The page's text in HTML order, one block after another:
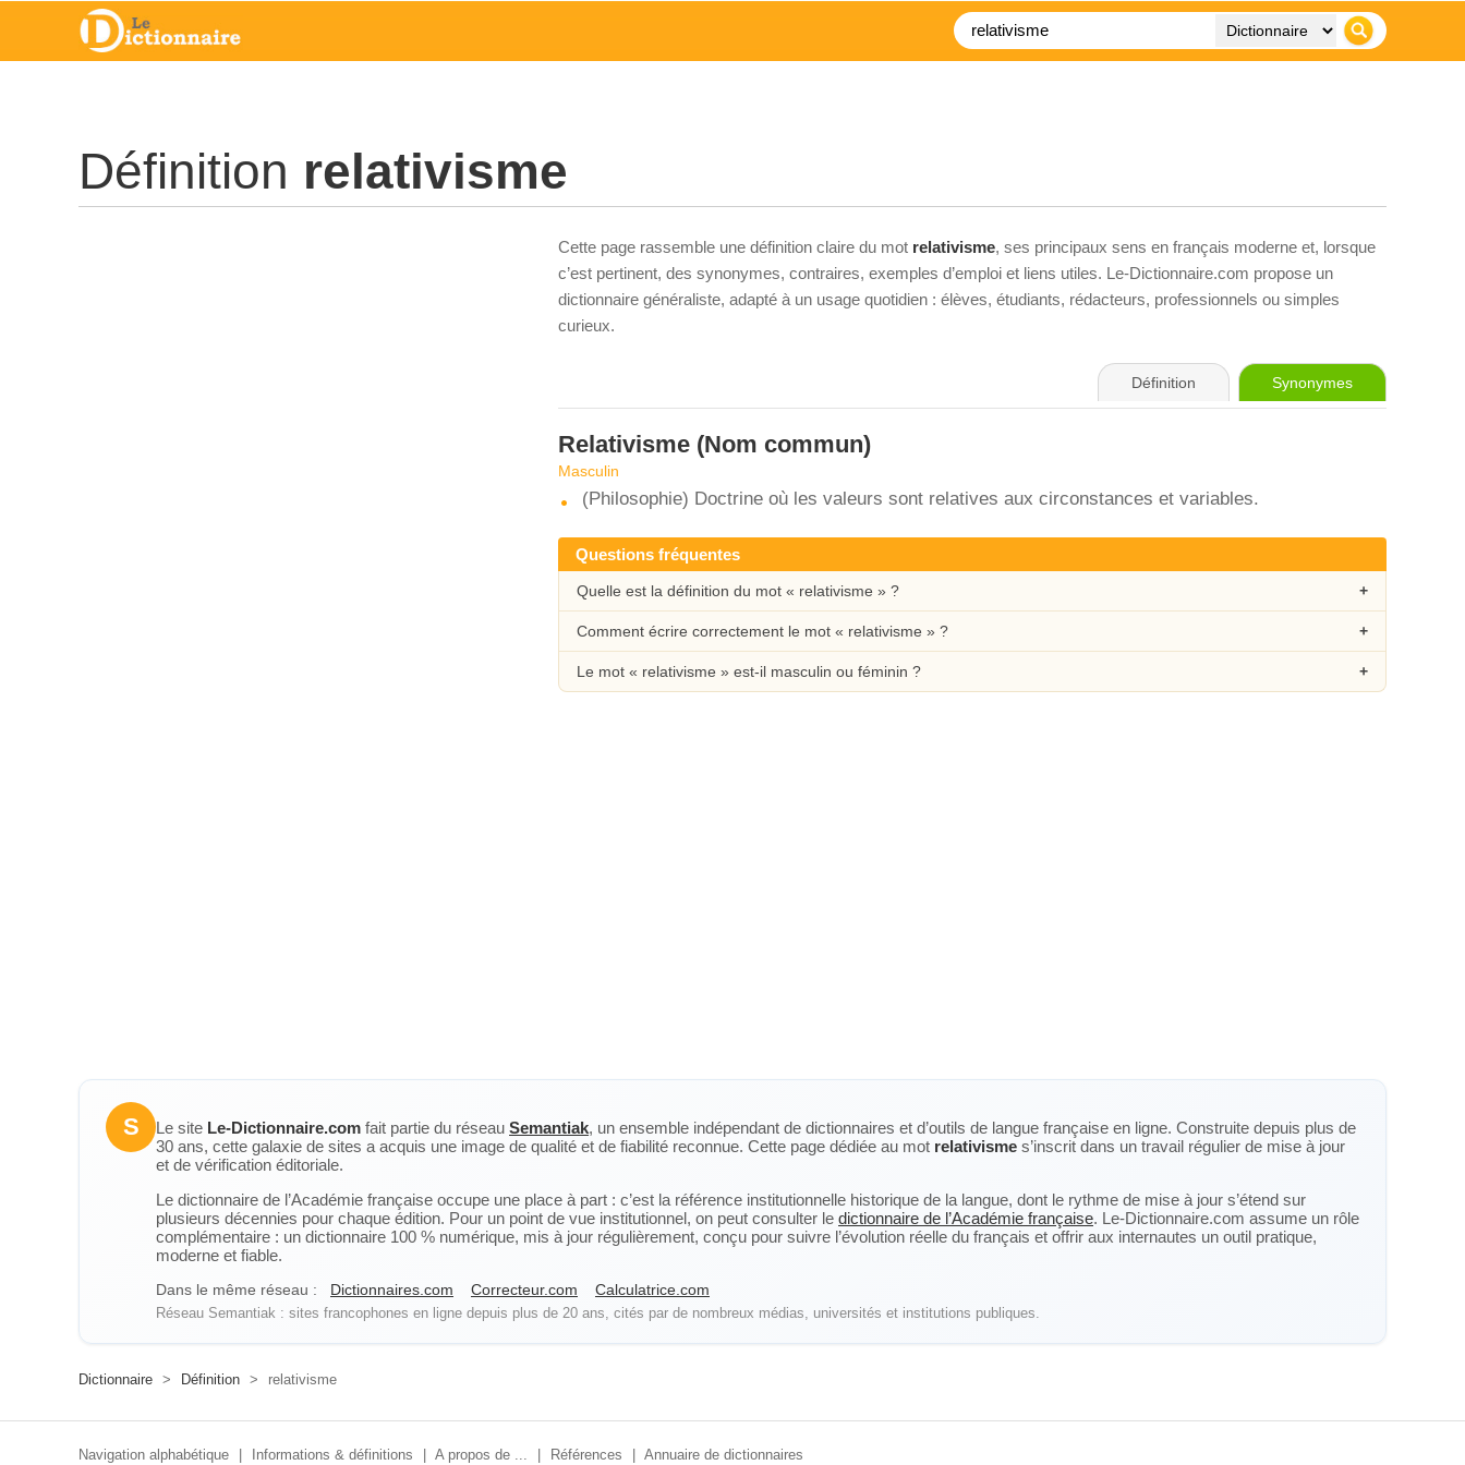
Définition relativisme
Cette page rassemble une définition claire du mot relativisme, ses principaux sens en français moderne et, lorsque
c’est pertinent, des synonymes, contraires, exemples d’emploi et liens utiles. Le-Dictionnaire.com propose un
dictionnaire généraliste, adapté à un usage quotidien : élèves, étudiants, rédacteurs, professionnels ou simples
curieux.
Définition Synonymes
Relativisme (Nom commun)
Masculin
(Philosophie) Doctrine où les valeurs sont relatives aux circonstances et variables.
Questions fréquentes
Quelle est la définition du mot « relativisme » ?
Comment écrire correctement le mot « relativisme » ?
Le mot « relativisme » est-il masculin ou féminin ?
S Le site Le-Dictionnaire.com fait partie du réseau Semantiak, un ensemble indépendant de dictionnaires et d’outils de langue française en ligne. Construite depuis plus de
30 ans, cette galaxie de sites a acquis une image de qualité et de fiabilité reconnue. Cette page dédiée au mot relativisme s’inscrit dans un travail régulier de mise à jour
et de vérification éditoriale.
Le dictionnaire de l’Académie française occupe une place à part : c’est la référence institutionnelle historique de la langue, dont le rythme de mise à jour s’étend sur
plusieurs décennies pour chaque édition. Pour un point de vue institutionnel, on peut consulter le dictionnaire de l’Académie française. Le-Dictionnaire.com assume un rôle
complémentaire : un dictionnaire 100 % numérique, mis à jour régulièrement, conçu pour suivre l’évolution réelle du français et offrir aux internautes un outil pratique,
moderne et fiable.
Dans le même réseau : Dictionnaires.com Correcteur.com Calculatrice.com
Réseau Semantiak : sites francophones en ligne depuis plus de 20 ans, cités par de nombreux médias, universités et institutions publiques.
Dictionnaire > Définition > relativisme
Navigation alphabétique Informations & définitions A propos de ... Références Annuaire de dictionnaires